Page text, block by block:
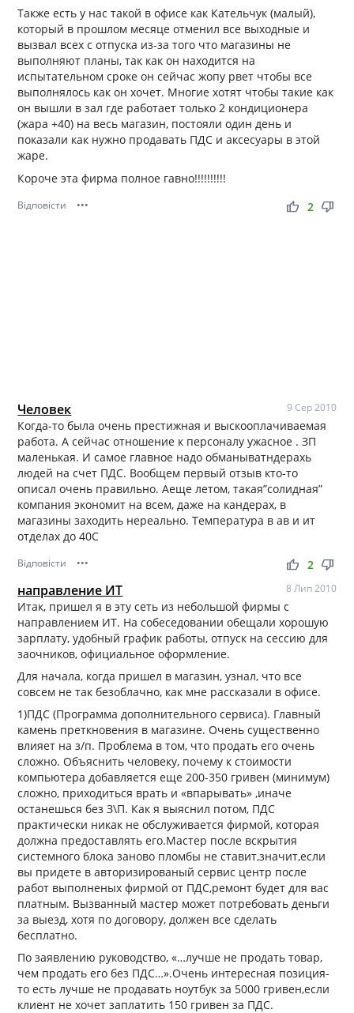
Также есть у нас такой в офисе как Кательчук (малый),
который в прошлом месяце отменил все выходные и
вызвал всех с отпуска из-за того что магазины не
выполняют планы, так как он находится на
испытательном сроке он сейчас жопу рвет чтобы все
выполнялось как он хочет. Многие хотят чтобы такие как
он вышли в зал где работает только 2 кондиционера
(жара +40) на весь магазин, постояли один день и
показали как нужно продавать ПДС и аксесуары в этой
жаре.
Короче эта фирма полное гавно!!!!!!!!!!
Відповісти ••• thumb_up thumb_down
2
Человек 9 Сер 2010
Когда-то была очень престижная и выскооплачиваемая
работа. А сейчас отношение к персоналу ужасное . ЗП
маленькая. И самое главное надо обманыватндерахь
людей на счет ПДС. Вообщем первый отзыв кто-то
описал очень правильно. Аеще летом, такая”солидная”
компания экономит на всем, даже на кандерах, в
магазины заходить нереально. Температура в ав и ит
отделах до 40С
Відповісти ••• thumb_up thumb_down
2
направление ИТ 8 Лип 2010
Итак, пришел я в эту сеть из небольшой фирмы с
направлением ИТ. На собеседовании обещали хорошую
зарплату, удобный график работы, отпуск на сессию для
заочников, официальное оформление.
Для начала, когда пришел в магазин, узнал, что все
совсем не так безоблачно, как мне рассказали в офисе.
1)ПДС (Программа дополнительного сервиса). Главный
камень преткновения в магазине. Очень существенно
влияет на з/п. Проблема в том, что продать его очень
сложно. Объяснить человеку, почему к стоимости
компьютера добавляется еще 200-350 гривен (минимум)
сложно, приходиться врать и «впарывать» ,иначе
останешься без З\П. Как я выяснил потом, ПДС
практически никак не обслуживается фирмой, которая
должна предоставлять его.Мастер после вскрытия
системного блока заново пломбы не ставит,значит,если
вы придете в авторизированый сервис центр после
работ выполненых фирмой от ПДС,ремонт будет для вас
платным. Вызванный мастер может потребовать деньги
за выезд, хотя по договору, должен все сделать
бесплатно.
По заявлению руководство, «…лучше не продать товар,
чем продать его без ПДС…».Очень интересная позиция-
то есть лучше не продавать ноутбук за 5000 гривен,если
клиент не хочет заплатить 150 гривен за ПДС.